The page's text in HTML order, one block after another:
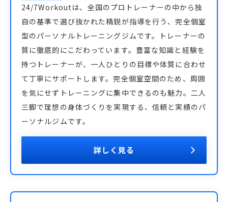
24/7Workoutは、全国のプロトレーナーの中から独
自の基準で選び抜かれた精鋭が指導を行う、完全個室
型のパーソナルトレーニングジムです。トレーナーの
質に徹底的にこだわっています。豊富な知識と経験を
持つトレーナーが、一人ひとりの目標や体質に合わせ
て丁寧にサポートします。完全個室空間のため、周囲
を気にせずトレーニングに集中できるのも魅力。二人
三脚で理想の身体づくりを実現する、信頼と実績のパ
ーソナルジムです。
詳しく見る